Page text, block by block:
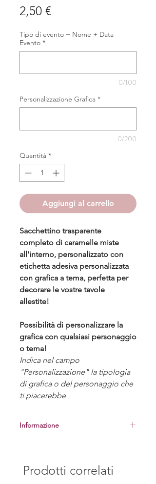
2,50 €
Tipo di evento + Nome + Data
Evento *
0/100
Personalizzazione Grafica *
0/200
Quantità *
Aggiungi al carrello
Sacchettino trasparente
completo di caramelle miste
all'interno, personalizzato con
etichetta adesiva personalizzata
con grafica a tema, perfetta per
decorare le vostre tavole
allestite!
Possibilità di personalizzare la
grafica con qualsiasi personaggio
o tema!
Indica nel campo
"Personalizzazione" la tipologia
di grafica o del personaggio che
ti piacerebbe
Informazione
foto del campione per la vostra
approvazione.
Prodotti correlati